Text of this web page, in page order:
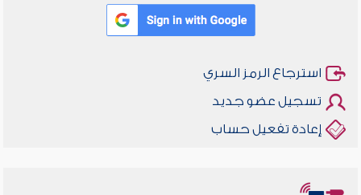
استرجاع الرمز السري
تسجيل عضو جديد
إعادة تفعيل حساب